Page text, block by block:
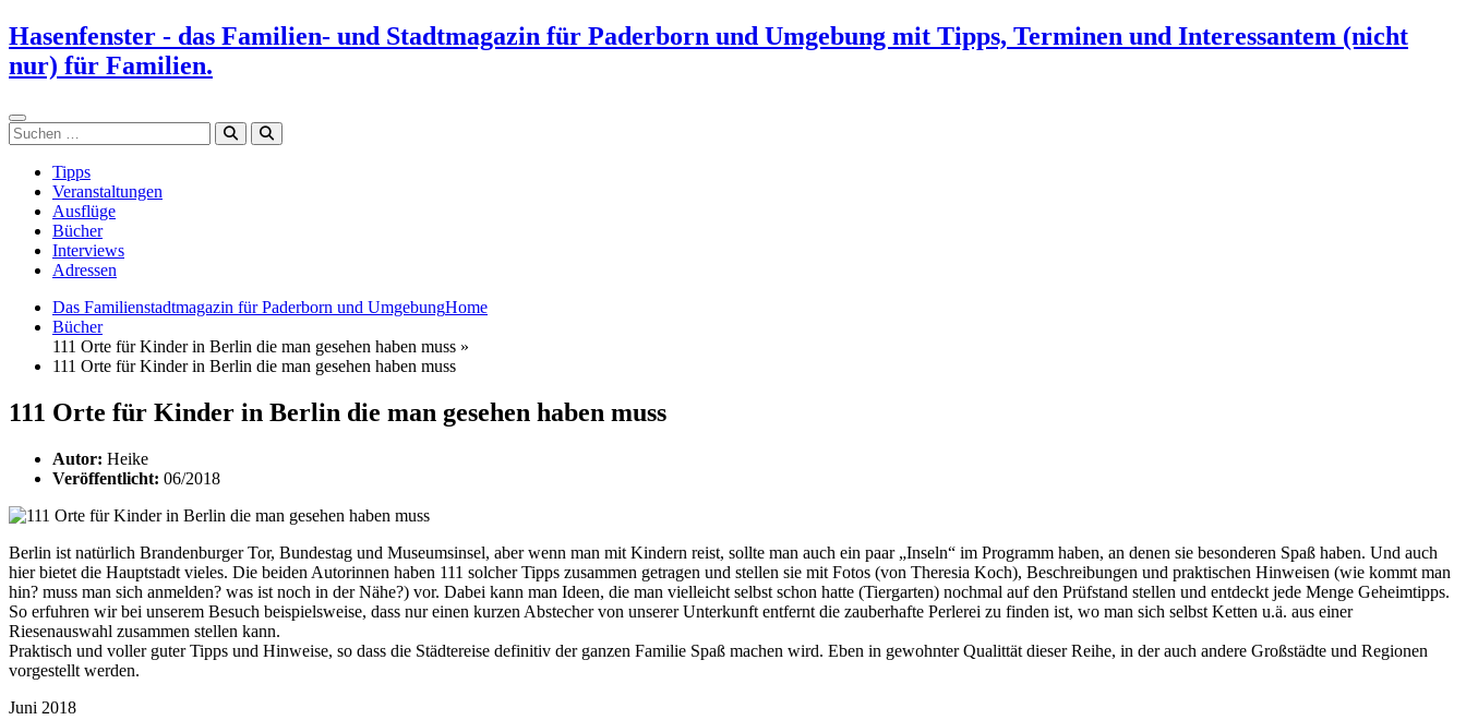
Zum
Inhalt
springen
Hasenfenster - das Familien- und Stadtmagazin für Paderborn und Umgebung mit Tipps, Terminen und Interessantem (nicht
nur) für Familien.
Suchen
Tipps
Veranstaltungen
Ausflüge
Bücher
Interviews
Adressen
Das Familienstadtmagazin für Paderborn und UmgebungHome
Bücher
111 Orte für Kinder in Berlin die man gesehen haben muss »
111 Orte für Kinder in Berlin die man gesehen haben muss
111 Orte für Kinder in Berlin die man gesehen haben muss
Autor: Heike
Veröffentlicht: 06/2018
Berlin ist natürlich Brandenburger Tor, Bundestag und Museumsinsel, aber wenn man mit Kindern reist, sollte man auch ein paar „Inseln“ im Programm haben, an denen sie besonderen Spaß haben. Und auch
hier bietet die Hauptstadt vieles. Die beiden Autorinnen haben 111 solcher Tipps zusammen getragen und stellen sie mit Fotos (von Theresia Koch), Beschreibungen und praktischen Hinweisen (wie kommt man
hin? muss man sich anmelden? was ist noch in der Nähe?) vor. Dabei kann man Ideen, die man vielleicht selbst schon hatte (Tiergarten) nochmal auf den Prüfstand stellen und entdeckt jede Menge Geheimtipps.
So erfuhren wir bei unserem Besuch beispielsweise, dass nur einen kurzen Abstecher von unserer Unterkunft entfernt die zauberhafte Perlerei zu finden ist, wo man sich selbst Ketten u.ä. aus einer
Riesenauswahl zusammen stellen kann.
Praktisch und voller guter Tipps und Hinweise, so dass die Städtereise definitiv der ganzen Familie Spaß machen wird. Eben in gewohnter Qualittät dieser Reihe, in der auch andere Großstädte und Regionen
vorgestellt werden.
Juni 2018